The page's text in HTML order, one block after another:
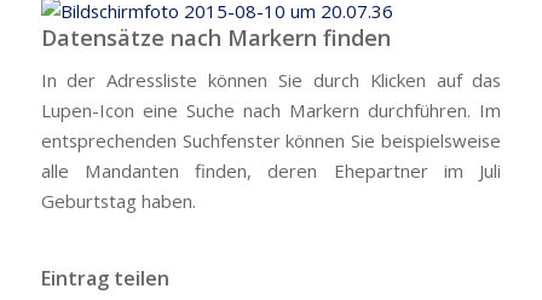
Datensätze nach Markern finden
In der Adressliste können Sie durch Klicken auf das
Lupen-Icon eine Suche nach Markern durchführen. Im
entsprechenden Suchfenster können Sie beispielsweise
alle Mandanten finden, deren Ehepartner im Juli
Geburtstag haben.
Eintrag teilen